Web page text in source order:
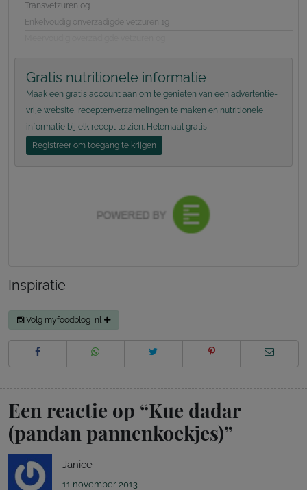
Transvetzuren 0g
Enkelvoudig onverzadigde vetzuren 1g
Gratis nutritionele informatie
Maak een gratis account aan om te genieten van een advertentie-
vrije website, receptenverzamelingen te maken en nutritionele
informatie bij elk recept te zien. Helemaal gratis!
Registreer om toegang te krijgen
Inspiratie
Volg myfoodblog_nl
Een reactie op “Kue dadar
(pandan pannenkoekjes)”
Janice
11 november 2013